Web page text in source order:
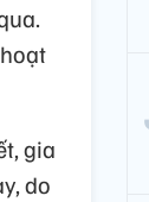
gia
do